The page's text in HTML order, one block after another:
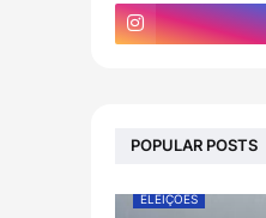
POPULAR POSTS
ELEIÇÕES